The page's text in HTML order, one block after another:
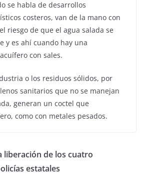
se habla de desarrollos
costeros, van de la mano con
riesgo de que el agua salada se
y es ahí cuando hay una
con sales.
o los residuos sólidos, por
sanitarios que no se manejan
generan un coctel que
como con metales pesados.
liberación de los cuatro
estatales